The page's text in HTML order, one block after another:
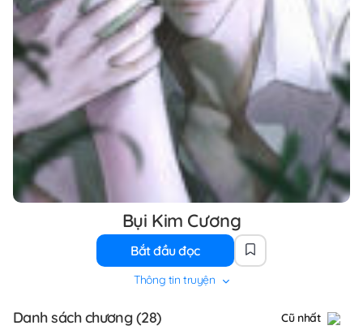
Bụi Kim Cương
Bắt đầu đọc
Thông tin truyện
Danh sách chương (28) Cũ nhất